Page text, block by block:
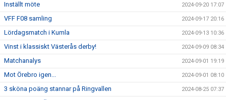
Inställt möte 2024-09-20 17:07
VFF F08 samling 2024-09-17 20:16
Lördagsmatch i Kumla 2024-09-13 10:36
Vinst i klassiskt Västerås derby! 2024-09-09 08:34
Matchanalys 2024-09-01 19:19
Mot Örebro igen... 2024-09-01 08:10
3 sköna poäng stannar på Ringvallen 2024-08-25 07:37